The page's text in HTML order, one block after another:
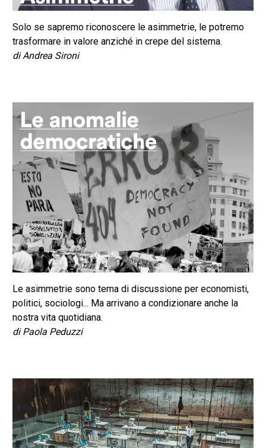
Solo se sapremo riconoscere le asimmetrie, le potremo
trasformare in valore anziché in crepe del sistema.
di Andrea Sironi
Le asimmetrie sono tema di discussione per economisti,
politici, sociologi... Ma arrivano a condizionare anche la
nostra vita quotidiana.
di Paola Peduzzi